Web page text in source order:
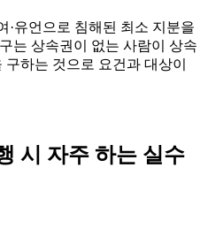
·유언으로 침해된 최소 지분을
는 상속권이 없는 사람이 상속
하는 것으로 요건과 대상이
시 자주 하는 실수